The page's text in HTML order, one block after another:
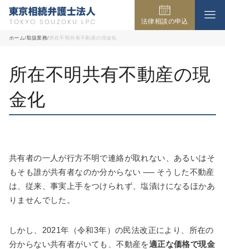
事務所の紹介
取扱業務
弁護士費用
よくある質問
法律相談の申込
ホーム 取扱業務 所在不明共有不動産の現金化
所在不明共有不動産の現
金化
共有者の一人が行方不明で連絡が取れない、あるいはそ
もそも誰が共有者なのか分からない ── そうした不動産
は、従来、事実上手をつけられず、塩漬けになるほかあ
りませんでした。
しかし、2021年（令和3年）の民法改正により、所在の
分からない共有者がいても、不動産を適正な価格で現金